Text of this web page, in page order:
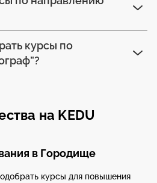
курсы по
на KEDU
в Городище
курсы для повышения